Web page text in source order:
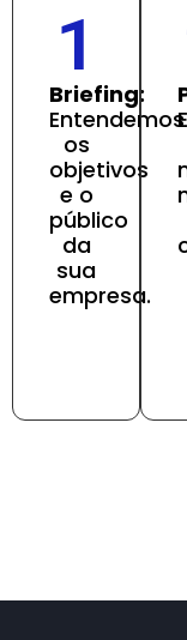
1
Briefing:
Entendemos
os
objetivos
e o
público
da
sua
empresa.